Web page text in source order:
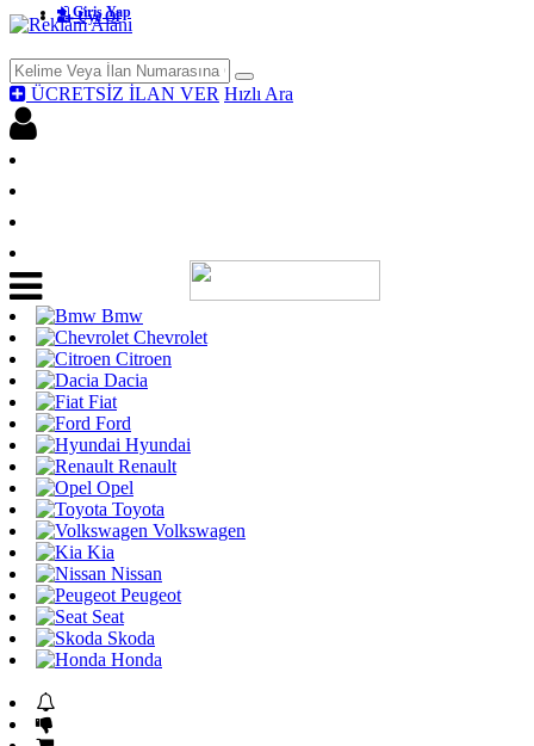
Üye Ol
Giriş Yap
ÜCRETSİZ İLAN VER Hızlı Ara
Bmw
Chevrolet
Citroen
Dacia
Fiat
Ford
Hyundai
Renault
Opel
Toyota
Volkswagen
Kia
Nissan
Peugeot
Seat
Skoda
Honda